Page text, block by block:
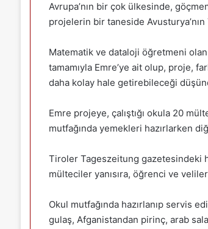
Avrupa’nın bir çok ülkesinde,
projelerin bir taneside Avusturya’nın
Matematik ve dataloji öğretmeni
tamamıyla Emre’ye ait olup, proje,
daha kolay hale getirebileceği
Emre projeye, çalıştığı okula 20
mutfağında yemekleri hazırlarken
Tiroler Tageszeitung gazetesindeki
mülteciler yanısıra, öğrenci ve
Okul mutfağında hazırlanıp servis
gulaş, Afganistandan pirinç, arab